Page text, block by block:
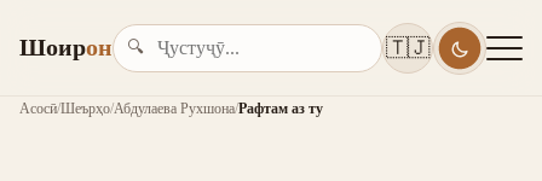
Шоирон 🔍 🇹🇯
Асосӣ/Шеърҳо/Абдулаева Рухшона/Рафтам аз ту